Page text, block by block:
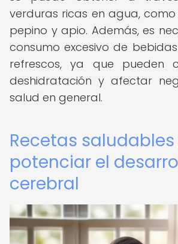
verduras ricas en agua,
pepino y apio. Además, es
consumo excesivo de
refrescos, ya que pueden
deshidratación y afectar
salud en general.
Recetas
potenciar el
cerebral